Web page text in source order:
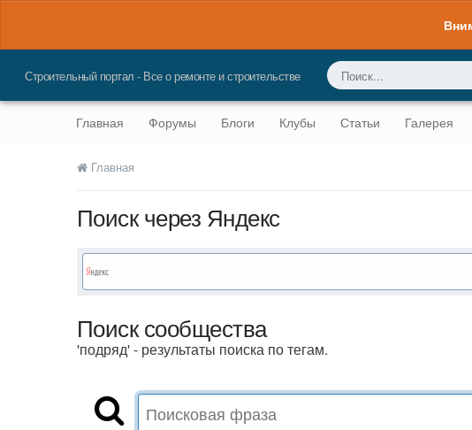
Строительный портал - Все о ремонте и строительстве
Главная Форумы Блоги Клубы Статьи Галерея
Главная
Поиск через Яндекс
Поиск сообщества
'подряд' - результаты поиска по тегам.